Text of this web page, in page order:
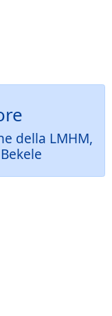
della LMHM,